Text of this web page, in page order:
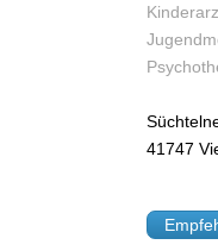
41747